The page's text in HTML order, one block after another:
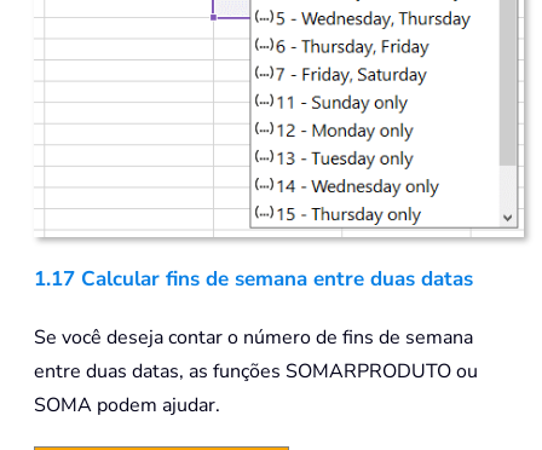
1.17 Calcular fins de semana entre duas datas
Se você deseja contar o número de fins de semana
entre duas datas, as funções SOMARPRODUTO ou
SOMA podem ajudar.